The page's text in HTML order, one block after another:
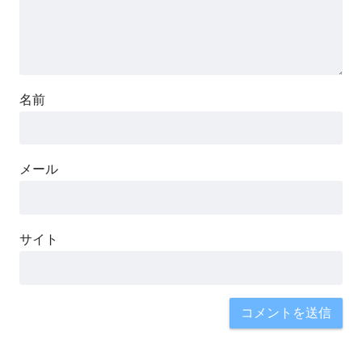
名前
メール
サイト